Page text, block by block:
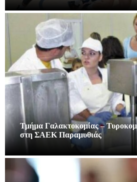
Τμήμα Γαλακτοκομίας –
στη ΣΑΕΚ Παραμυθιάς